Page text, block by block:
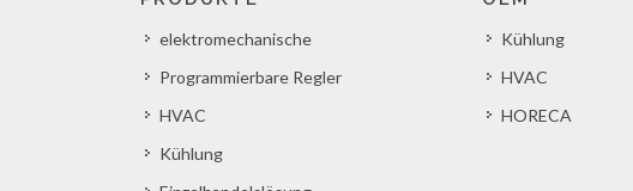
elektromechanische
Programmierbare Regler
HVAC
Kühlung
Kühlung
HVAC
HORECA